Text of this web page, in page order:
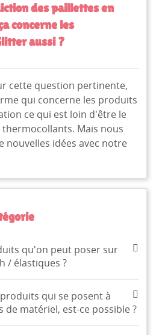
des paillettes en
concerne les
aussi ?
cette question pertinente,
qui concerne les produits
ce qui est loin d'être le
Mais nous
nouvelles idées avec notre
qu'on peut poser sur
/ élastiques ?
qui se posent à
de matériel, est-ce possible ?